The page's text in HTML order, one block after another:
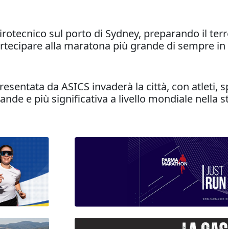
sul porto di Sydney, preparando il
alla maratona più grande di sempre
da ASICS invaderà la città, con atleti,
e più significativa a livello mondiale nella